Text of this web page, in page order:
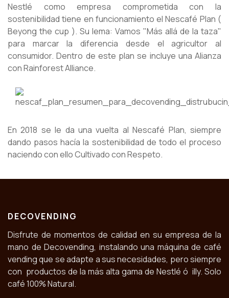
Nestlé como empresa comprometida con la
sostenibilidad tiene en funcionamiento el Nescafé Plan (
Beyong the cup ). Su lema: Vamos "Más allá de la taza"
para marcar la diferencia desde el agricultor al
consumidor. Dentro de este plan se incluye una Alianza
con Rainforest Alliance.
En 2018 se le da una vuelta al Nescafé Plan, siempre
dando pasos hacía la sostenibilidad de todo el proceso
naciendo con ello Cultivado con Respeto.
DECOVENDING
Disfrute de momentos de calidad en su empresa de la
mano de Decovending, instalando una máquina de café
vending que se adapte a sus necesidades, pero siempre
con productos de la más alta gama de Nestlé ó illy. Solo
café 100% Natural.